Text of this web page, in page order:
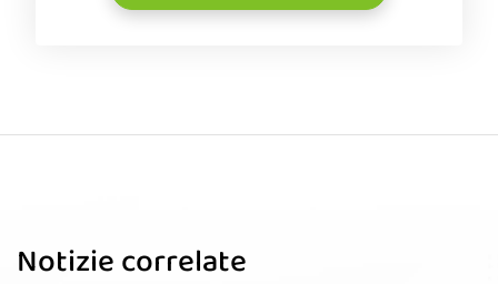
Notizie correlate